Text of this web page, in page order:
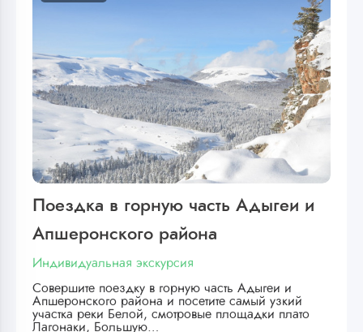
Поездка в горную часть Адыгеи и
Апшеронского района
Индивидуальная экскурсия
Совершите поездку в горную часть Адыгеи и
Апшеронского района и посетите самый узкий
участка реки Белой, смотровые площадки плато
Лагонаки, Большую…